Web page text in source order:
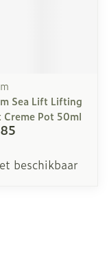
Sea Lift Lifting
Creme Pot 50ml
beschikbaar